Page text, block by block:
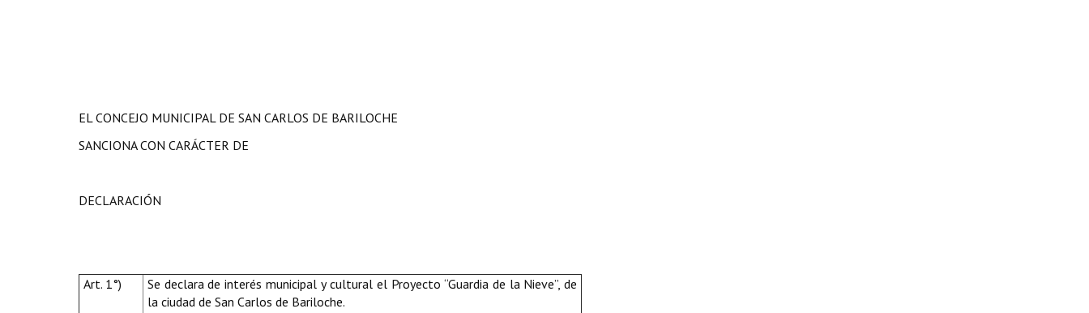
EL CONCEJO MUNICIPAL DE SAN CARLOS DE BARILOCHE
SANCIONA CON CARÁCTER DE
DECLARACIÓN
Art. 1°)
Se declara de interés municipal y cultural el Proyecto “Guardia de la Nieve”, de
la ciudad de San Carlos de Bariloche.